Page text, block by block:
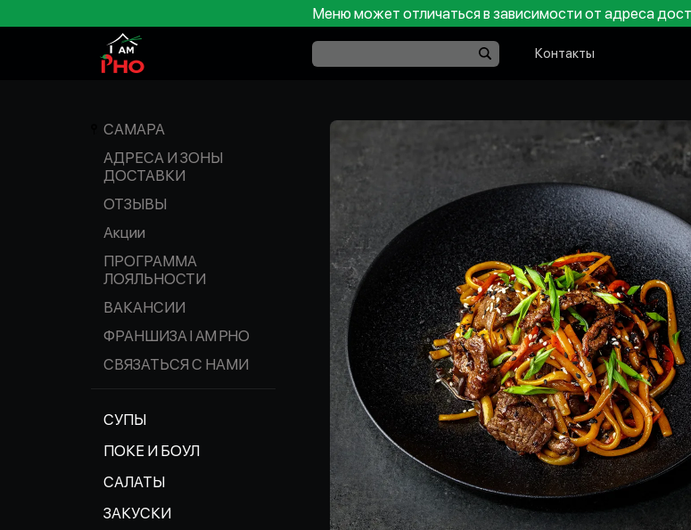
Меню может отличаться в зависимости от адреса
Контакты
САМАРА
АДРЕСА И ЗОНЫ
ДОСТАВКИ
ОТЗЫВЫ
Акции
ПРОГРАММА
ЛОЯЛЬНОСТИ
ВАКАНСИИ
ФРАНШИЗА I AM PHO
СВЯЗАТЬСЯ С НАМИ
СУПЫ
ПОКЕ И БОУЛ
САЛАТЫ
ЗАКУСКИ